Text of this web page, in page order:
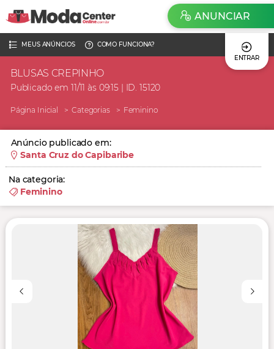
MEUS ANÚNCIOS
COMO FUNCIONA?
ENTRAR
ANUNCIAR
BLUSAS CREPINHO
Publicado em 11/11 às 09:15 | ID. 15120
Página Inicial Categorias Feminino
Anúncio publicado em:
Santa Cruz do Capibaribe
Na categoria:
Feminino